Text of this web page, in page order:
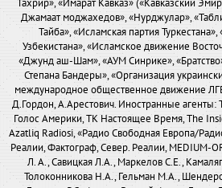
Тахрир», «Имарат Кавказ» («Кавказский
Джамаат моджахедов», «Нурджулар»,
Тайба», «Исламская партия
Узбекистана», «Исламское движение
«Джунд аш-Шам», «АУМ Синрике»,
Степана Бандеры», «Организация
международное общественное движение
Д.Гордон, А.Арестович. Иностранные агенты:
Голос Америки, ТК Настоящее Время, The
Azatliq Radiosi, «Радио Свободная Европа/
Реалии, Фактограф, Север. Реалии, MEDIUM-
Л. А., Савицкая Л.А., Маркелов С.Е.,
Толоконникова Н.А., Гельман М.А.,